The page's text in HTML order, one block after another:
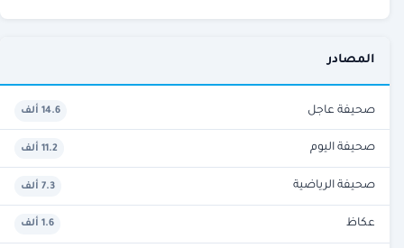
المصادر
صحيفة عاجل 14.6 ألف
صحيفة اليوم 11.2 ألف
صحيفة الرياضية 7.3 ألف
عكاظ 1.6 ألف